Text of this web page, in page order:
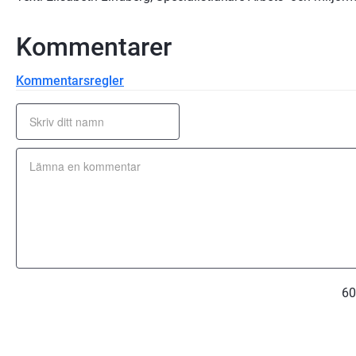
Kommentarsregler
Kommentarer